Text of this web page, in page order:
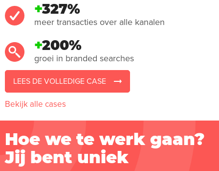
+327%
meer transacties over alle kanalen
+200%
groei in branded searches
LEES DE VOLLEDIGE CASE
Bekijk alle cases
Hoe we te werk gaan?
Jij bent uniek